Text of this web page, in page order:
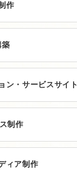
作
築
ン・サービスサイト
制作
ィア制作